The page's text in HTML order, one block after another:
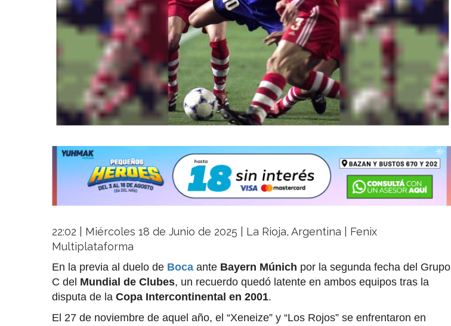
22:02 | Miércoles 18 de Junio de 2025 | La Rioja, Argentina | Fenix
Multiplataforma
En la previa al duelo de Boca ante Bayern Múnich por la segunda fecha del Grupo
C del Mundial de Clubes, un recuerdo quedó latente en ambos equipos tras la
disputa de la Copa Intercontinental en 2001.
El 27 de noviembre de aquel año, el “Xeneize” y “Los Rojos” se enfrentaron en